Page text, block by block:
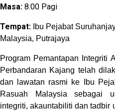
Masa: 8.00 Pagi
Tempat: Ibu Pejabat
Malaysia, Putrajaya
Program Pemantapan Integriti
Perbandaran Kajang telah
dan lawatan rasmi ke Ibu
Rasuah Malaysia sebagai
integriti, akauntabiliti dan tadbir